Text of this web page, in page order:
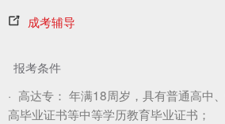
成考辅导
报考条件
· 高达专： 年满18周岁，具有普通高中
高毕业证书等中等学历教育毕业证书；